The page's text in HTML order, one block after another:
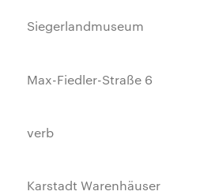
Siegerlandmuseum
Max-Fiedler-Straße 6
verb
Karstadt Warenhäuser